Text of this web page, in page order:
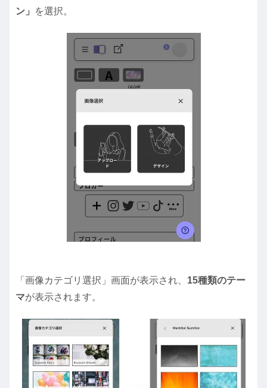
ン」
を選択。
「画像カテゴリ選択」画面が表示され、 15種類のテー
マが表示されます。